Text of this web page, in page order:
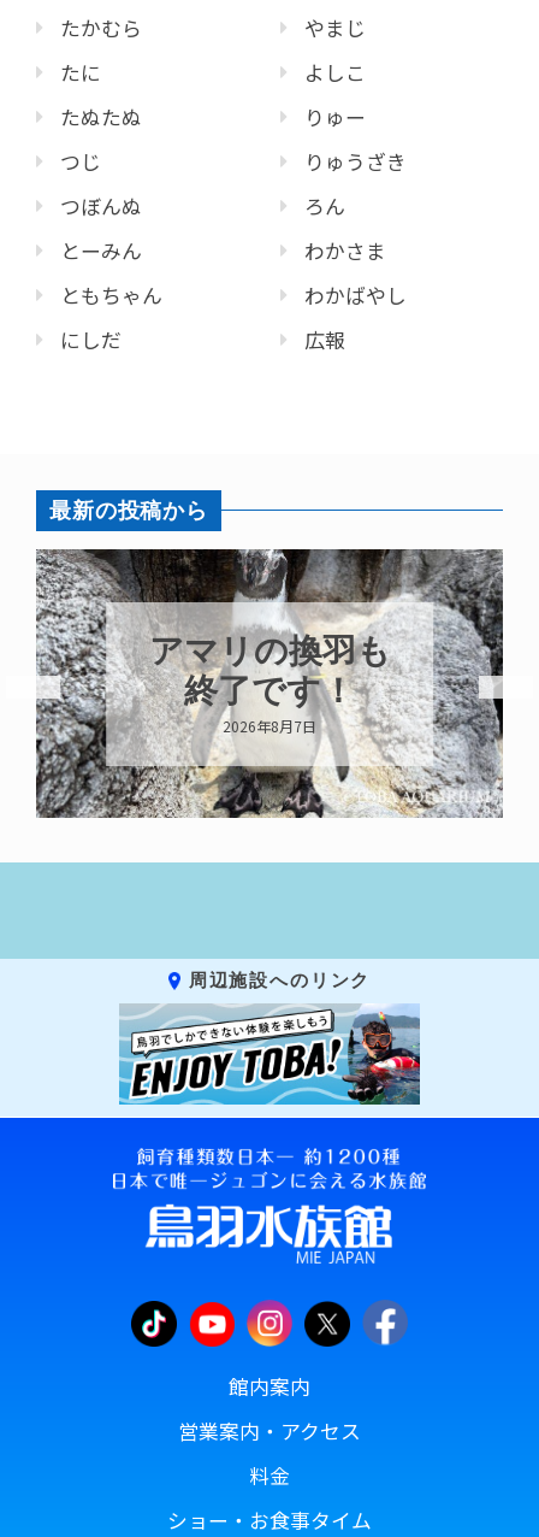
たかむら
たに
たぬたぬ
つじ
つぼんぬ
とーみん
ともちゃん
にしだ
やまじ
よしこ
りゅー
りゅうざき
ろん
わかさま
わかばやし
広報
最新の投稿から
アマリの換羽も
終了です！
2026年8月7日
周辺施設へのリンク
館内案内
営業案内・アクセス
料金
ショー・お食事タイム